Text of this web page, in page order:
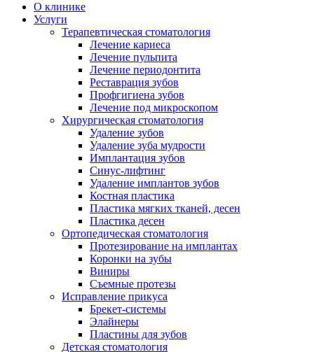
О клинике
Услуги
Терапевтическая стоматология
Лечение кариеса
Лечение пульпита
Лечение периодонтита
Реставрация зубов
Профгигиена зубов
Лечение под микроскопом
Хирургическая стоматология
Удаление зубов
Удаление зуба мудрости
Имплантация зубов
Синус-лифтинг
Удаление имплантов зубов
Костная пластика
Пластика мягких тканей, десен
Пластика десен
Ортопедическая стоматология
Протезирование на имплантах
Коронки на зубы
Виниры
Съемные протезы
Исправление прикуса
Брекет-системы
Элайнеры
Пластины для зубов
Детская стоматология